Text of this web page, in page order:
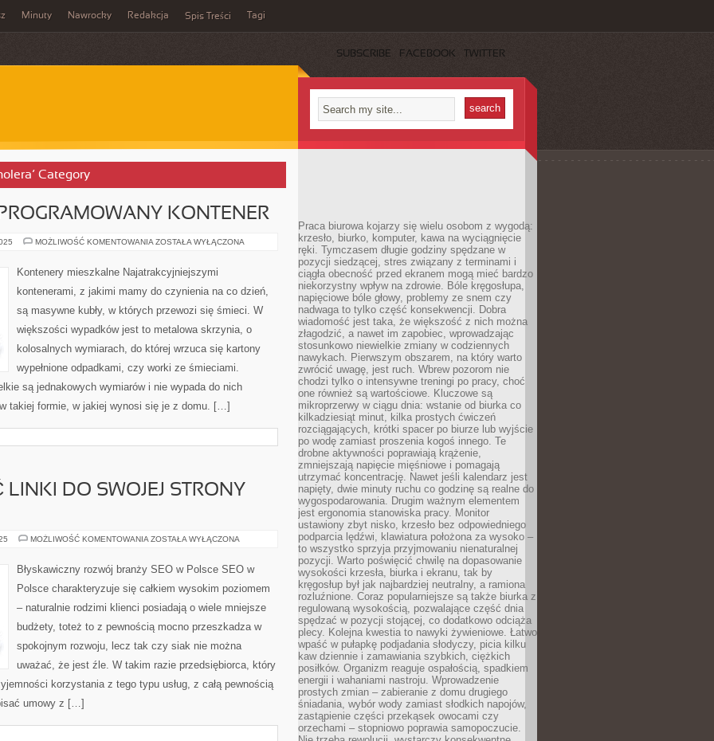
Minuty Nawrocky Redakcja Spis Treści Tagi
SUBSCRIBE FACEBOOK TWITTER
Category
KONTENER
MOŻLIWOŚĆ KOMENTOWANIA PRZYZWOICIE
ZOSTAŁA WYŁĄCZONA
Kontenery mieszkalne Najatrakcyjniejszymi
kontenerami, z jakimi mamy do czynienia na co dzień,
są masywne kubły, w których przewozi się śmieci. W
większości wypadków jest to metalowa skrzynia, o
kolosalnych wymiarach, do której wrzuca się kartony
wypełnione odpadkami, czy worki ze śmieciami.
są jednakowych wymiarów i nie wypada do nich
takiej formie, w jakiej wynosi się je z domu. […]
DO SWOJEJ STRONY
MOŻLIWOŚĆ KOMENTOWANIA JAK
DO
SWOJEJ
INTERNETOWEJ?
ZOSTAŁA WYŁĄCZONA
Błyskawiczny rozwój branży SEO w Polsce SEO w
Polsce charakteryzuje się całkiem wysokim poziomem
– naturalnie rodzimi klienci posiadają o wiele mniejsze
budżety, toteż to z pewnością mocno przeszkadza w
spokojnym rozwoju, lecz tak czy siak nie można
uważać, że jest źle. W takim razie przedsiębiorca, który
korzystania z tego typu usług, z całą pewnością
umowy z […]
Praca biurowa kojarzy się wielu osobom z wygodą:
krzesło, biurko, komputer, kawa na wyciągnięcie
ręki. Tymczasem długie godziny spędzane w
pozycji siedzącej, stres związany z terminami i
ciągła obecność przed ekranem mogą mieć bardzo
niekorzystny wpływ na zdrowie. Bóle kręgosłupa,
napięciowe bóle głowy, problemy ze snem czy
nadwaga to tylko część konsekwencji. Dobra
wiadomość jest taka, że większość z nich można
złagodzić, a nawet im zapobiec, wprowadzając
stosunkowo niewielkie zmiany w codziennych
nawykach. Pierwszym obszarem, na który warto
zwrócić uwagę, jest ruch. Wbrew pozorom nie
chodzi tylko o intensywne treningi po pracy, choć
one również są wartościowe. Kluczowe są
mikroprzerwy w ciągu dnia: wstanie od biurka co
kilkadziesiąt minut, kilka prostych ćwiczeń
rozciągających, krótki spacer po biurze lub wyjście
po wodę zamiast proszenia kogoś innego. Te
drobne aktywności poprawiają krążenie,
zmniejszają napięcie mięśniowe i pomagają
utrzymać koncentrację. Nawet jeśli kalendarz jest
napięty, dwie minuty ruchu co godzinę są realne do
wygospodarowania. Drugim ważnym elementem
jest ergonomia stanowiska pracy. Monitor
ustawiony zbyt nisko, krzesło bez odpowiedniego
podparcia lędźwi, klawiatura położona za wysoko –
to wszystko sprzyja przyjmowaniu nienaturalnej
pozycji. Warto poświęcić chwilę na dopasowanie
wysokości krzesła, biurka i ekranu, tak by
kręgosłup był jak najbardziej neutralny, a ramiona
rozluźnione. Coraz popularniejsze są także biurka z
regulowaną wysokością, pozwalające część dnia
spędzać w pozycji stojącej, co dodatkowo odciąża
plecy. Kolejna kwestia to nawyki żywieniowe. Łatwo
wpaść w pułapkę podjadania słodyczy, picia kilku
kaw dziennie i zamawiania szybkich, ciężkich
posiłków. Organizm reaguje ospałością, spadkiem
energii i wahaniami nastroju. Wprowadzenie
prostych zmian – zabieranie z domu drugiego
śniadania, wybór wody zamiast słodkich napojów,
zastąpienie części przekąsek owocami czy
orzechami – stopniowo poprawia samopoczucie.